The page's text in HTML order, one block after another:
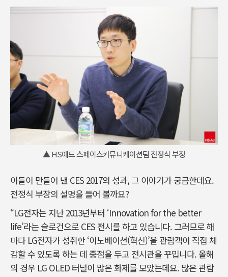
▲ HS애드 스페이스커뮤니케이션팀 전정식 부장
이들이 만들어 낸 CES 2017의 성과, 그 이야기가 궁금한데요.
전정식 부장의 설명을 들어 볼까요?
“LG전자는 지난 2013년부터 ‘Innovation for the better
life’라는 슬로건으로 CES 전시를 하고 있습니다. 그러므로 해
마다 LG전자가 성취한 ‘이노베이션(혁신)’을 관람객이 직접 체
감할 수 있도록 하는 데 중점을 두고 전시관을 꾸밉니다. 올해
의 경우 LG OLED 터널이 많은 화제를 모았는데요. 많은 관람